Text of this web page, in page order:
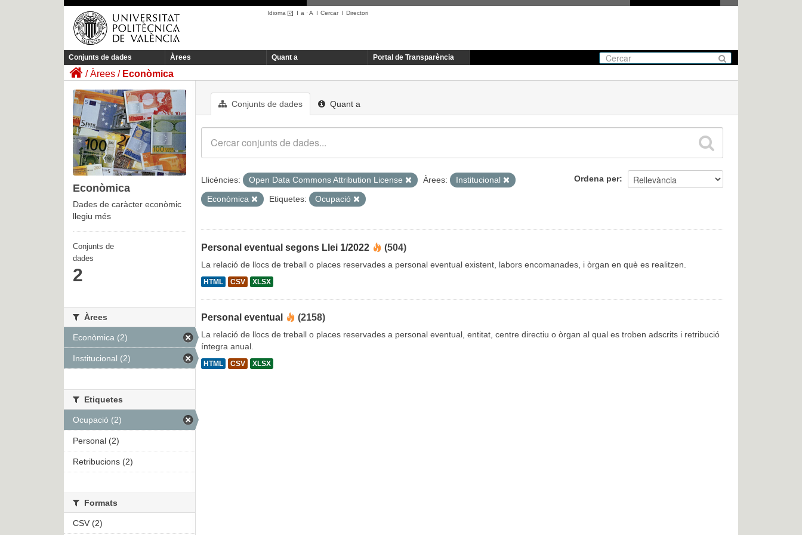
Idioma I a ·A I CercarI Directori
Conjunts de dades Àrees Quant a Portal de Transparència
Àrees Econòmica
Conjunts de dades Quant a
Ordena per
Llicències: Open Data Commons Attribution License Àrees:
Institucional
Econòmica
Etiquetes: Ocupació
Personal eventual segons Llei 1/2022 (504)
La relació de llocs de treball o places reservades a personal eventual existent, labors encomanades, i òrgan en què es realitzen.
HTML CSV XLSX
Personal eventual (2158)
La relació de llocs de treball o places reservades a personal eventual, entitat, centre directiu o òrgan al qual es troben adscrits i retribució
íntegra anual.
HTML CSV XLSX
Econòmica
Dades de caràcter econòmic
llegiu més
Conjunts de
dades
2
Àrees
Econòmica (2)
Institucional (2)
Etiquetes
Ocupació (2)
Personal (2)
Retribucions (2)
Formats
CSV (2)